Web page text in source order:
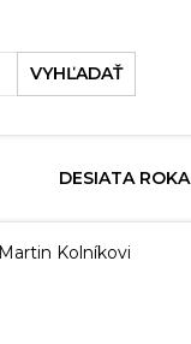
VYHĽADAŤ
DESIATA ROKA
Kolníkovi